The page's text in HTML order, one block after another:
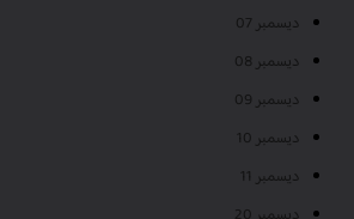
ديسمبر 07
ديسمبر 08
ديسمبر 09
ديسمبر 10
ديسمبر 11